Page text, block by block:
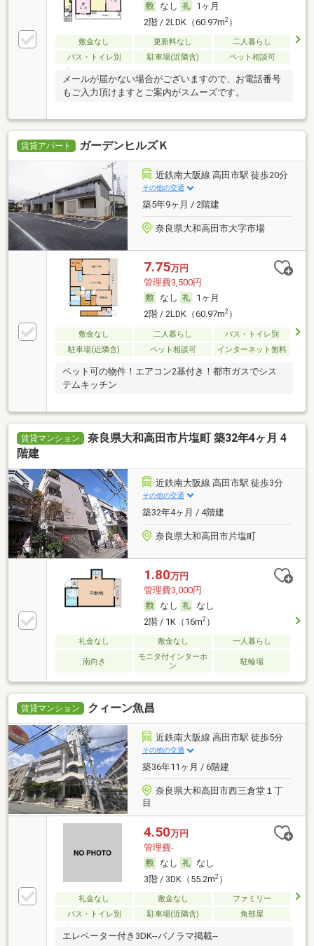
なし
1ヶ月
2階 / 2LDK（60.97m2）
敷金なし 更新料なし
二人暮らし
バス・トイレ別
駐車場(近隣含) ペット相談可
メールが届かない場合がございますので、お電話番号
もご入力頂けますとご案内がスムーズです。
賃貸アパート ガーデンヒルズＫ
近鉄南大阪線 高田市駅 徒歩20分
その他の交通
築5年9ヶ月 / 2階建
奈良県大和高田市大字市場
7.75万円
管理費3,500円
なし
1ヶ月
2階 / 2LDK（60.97m2）
敷金なし 二人暮らし
バス・トイレ別
駐車場(近隣含)
ペット相談可 インターネット無料
ペット可の物件！エアコン2基付き！都市ガスでシス
テムキッチン
賃貸マンション
奈良県大和高田市片塩町 築32年4ヶ月 4
階建
近鉄南大阪線 高田市駅 徒歩3分
その他の交通
築32年4ヶ月 / 4階建
奈良県大和高田市片塩町
1.80万円
管理費3,000円
なし
なし
2階 / 1K（16m2）
礼金なし 敷金なし 一人暮らし
南向き
モニタ付インターホ
ン
駐輪場
賃貸マンション クィーン魚昌
近鉄南大阪線 高田市駅 徒歩5分
その他の交通
築36年11ヶ月 / 6階建
奈良県大和高田市西三倉堂１丁
目
4.50万円
管理費-
なし
なし
3階 / 3DK（55.2m2）
礼金なし 敷金なし
ファミリー
バス・トイレ別
駐車場(近隣含) 角部屋
エレベーター付き3DK--パノラマ掲載--